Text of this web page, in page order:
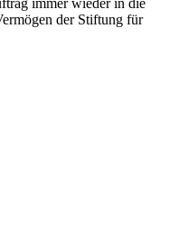
immer wieder in die
der Stiftung für